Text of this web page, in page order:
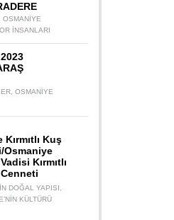
OSMANIYE
INSANLARI
, OSMANIYE
Kuş
Osmaniye
Kırmıtlı
DOĞAL YAPISI
KÜLTÜRÜ